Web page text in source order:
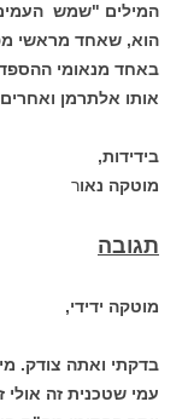
המילים "שמש
הוא, שאחד מראשי
באחד מנאומי ההספד
אותו אלתרמן
בידידות,
מוטקה נאור
תגובה
מוטקה ידידי,
בדקתי ואתה צודק.
עמי שטכנית זה אולי